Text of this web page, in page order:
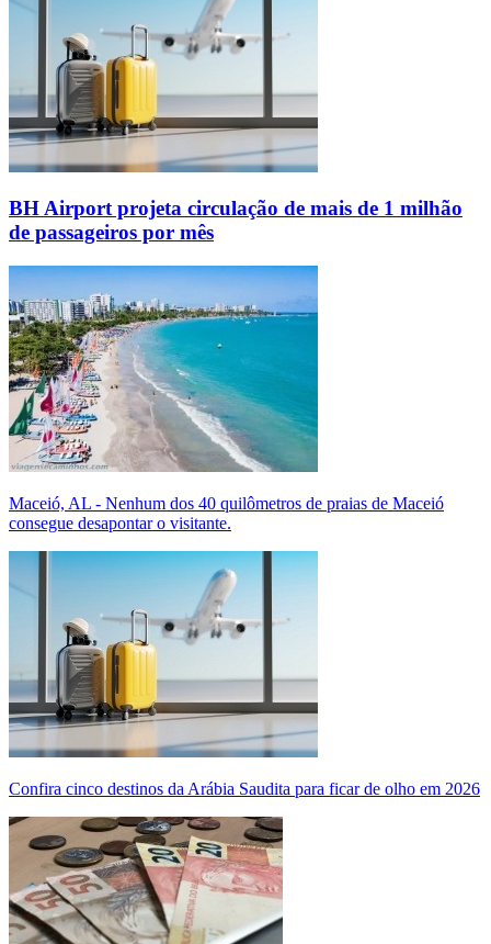
BH Airport projeta circulação de mais de 1 milhão
de passageiros por mês
Maceió, AL - Nenhum dos 40 quilômetros de praias de Maceió
consegue desapontar o visitante.
Confira cinco destinos da Arábia Saudita para ficar de olho em 2026